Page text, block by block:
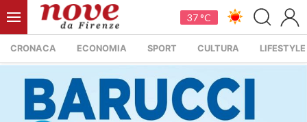
37 °C
CRONACA ECONOMIA SPORT CULTURA LIFESTYLE